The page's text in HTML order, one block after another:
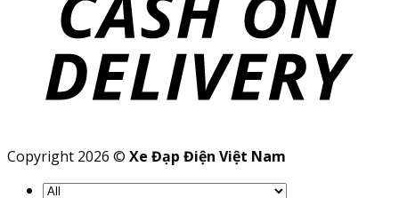
Copyright 2026 © Xe Đạp Điện Việt Nam